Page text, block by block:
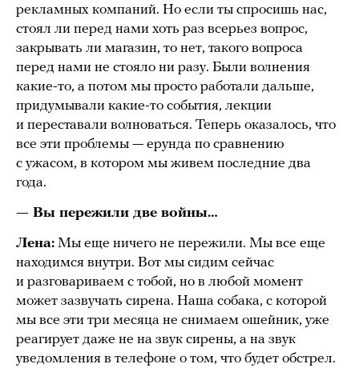
рекламных компаний. Но если ты спросишь нас,
стоял ли перед нами хоть раз всерьез вопрос,
закрывать ли магазин, то нет, такого вопроса
перед нами не стояло ни разу. Были волнения
какие-то, а потом мы просто работали дальше,
придумывали какие-то события, лекции
и переставали волноваться. Теперь оказалось, что
все эти проблемы — ерунда по сравнению
с ужасом, в котором мы живем последние два
года.
— Вы пережили две войны…
Лена: Мы еще ничего не пережили. Мы все еще
находимся внутри. Вот мы сидим сейчас
и разговариваем с тобой, но в любой момент
может зазвучать сирена. Наша собака, с которой
мы все эти три месяца не снимаем ошейник, уже
реагирует даже не на звук сирены, а на звук
уведомления в телефоне о том, что будет обстрел.